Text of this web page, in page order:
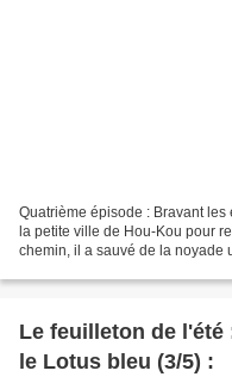
Quatrième épisode : Bravant
la petite ville de Hou-Kou pour
chemin, il a sauvé de la noyade
Le feuilleton de
le Lotus bleu (3/5) :